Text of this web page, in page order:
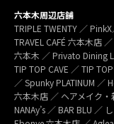
六本木周辺店舗
TRIPLE TWENTY ／
TRAVEL CAFÉ 六本木店
六本木 ／ Privato Dining
TIP TOP CAVE ／ TIP
／ Spunky PLATINUM ／
六本木店 ／ ヘアメイク
NANAy’s ／ BAR BLU ／